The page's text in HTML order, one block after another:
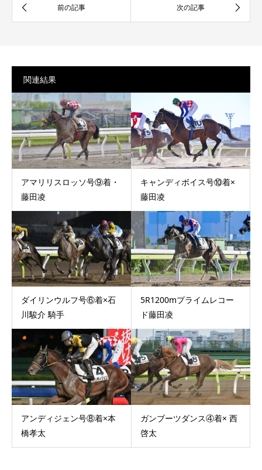
関連結果
アマリリスロッソ号⑨着・
藤田凌
キャンディボイス号⑩着×
藤田凌
ダイリンウルフ号⑥着×石
川駿介 騎手
5R1200mプライムレコー
ド藤田凌
アンディジェン号⑧着×本
橋孝太
ガンブーツダンス④着× 西
啓太